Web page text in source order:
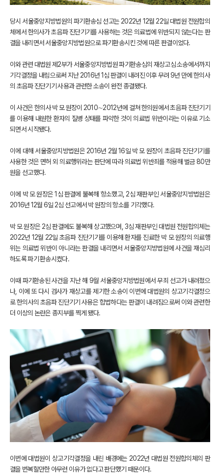
당시 서울중앙지방법원의 파기환송심 선고는 2022년 12월 22일 대법원 전원합의
체에서 한의사가 초음파 진단기기를 사용하는 것은 의료법에 위반되지 않는다는 판
결을 내리면서 서울중앙지방법원으로 파기환송시킨 것에 따른 판결이었다.
이와 관련 대법원 제2부가 서울중앙지방법원 파기환송심의 재상고심 소송에서까지
기각결정을 내림으로써 지난 2016년 1심 판결이 내려진 이후 무려 9년 만에 한의사
의 초음파 진단기기 사용과 관련한 소송이 완전 종결됐다.
이 사건은 한의사 박 모 원장이 2010∼2012년에 걸쳐 한의원에서 초음파 진단기기
를 이용해 내원한 환자의 질병 상태를 파악한 것이 의료법 위반이라는 이유로 기소
되면서 시작됐다.
이에 대해 서울중앙지방법원은 2016년 2월 16일 박 모 원장이 초음파 진단기기를
사용한 것은 면허 외 의료행위라는 판단에 따라 의료법 위반죄를 적용해 벌금 80만
원을 선고했다.
이에 박 모 원장은 1심 판결에 불복해 항소했고, 2심 재판부인 서울중앙지방법원은
2016년 12월 6일 2심 선고에서 박 원장의 항소를 기각했다.
박 모 원장은 2심 판결에도 불복해 상고했으며, 3심 재판부인 대법원 전원합의체는
2022년 12월 22일 초음파 진단기기를 이용해 환자를 진료한 박 모 원장의 의료행
위는 의료법 위반이 아니라는 판결을 내리면서 서울중앙지방법원에 사건을 재심리
하도록 파기 환송시켰다.
이때 파기환송된 사건을 지난 해 9월 서울중앙지방법원에서 무죄 선고가 내려졌으
나, 이에 또 다시 검사가 재상고를 제기한 소송이 이번에 대법원의 상고기각결정으
로 한의사의 초음파 진단기기 사용은 합법하다는 판결이 내려짐으로써 이와 관련한
더 이상의 논란은 종지부를 찍게 됐다.
이번에 대법원이 상고기각결정을 내린 배경에는 2022년 대법원 전원합의체의 판
결을 번복할만한 아무런 이유가 없다고 판단했기 때문이다.